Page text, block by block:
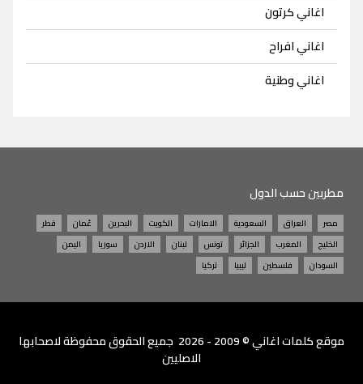
اغاني كرتون
اغاني افراح
اغاني وطنية
مطربين حسب الدول
مصر العراق السعودية الامارات الكويت البحرين عُمان
قطر
الخليج
المغرب الجزائر تونس لبنان الاردن سوريا
اليمن
السودان
فلسطين ليبيا تركيا
موقعكلمات اغاني
© 2009 - 2026 جميع الحقوق محفوظة لاصحابها
الاصليين